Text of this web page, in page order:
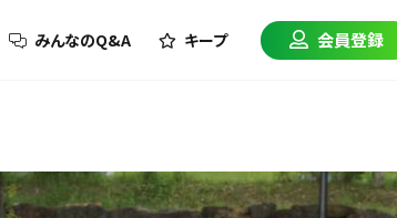
みんなのQ&A キープ 会員登録